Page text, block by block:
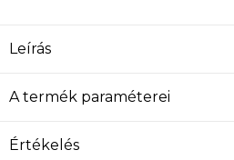
Leírás
A termék paraméterei
Értékelés